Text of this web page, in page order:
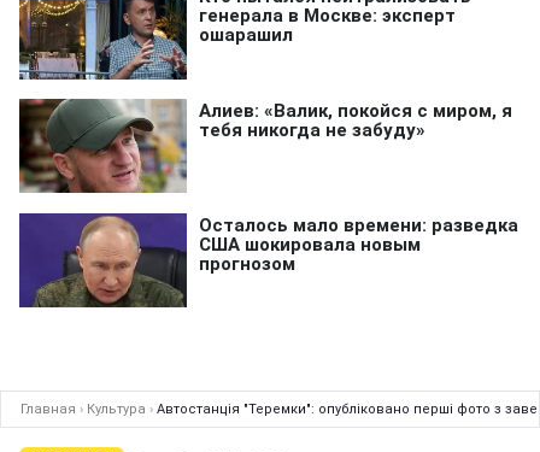
Главная › Культура › Автостанція "Теремки": опубліковано перші фото з